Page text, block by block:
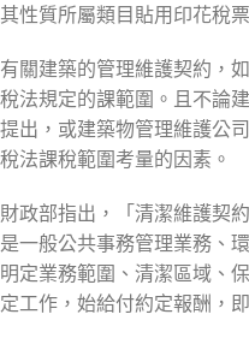
其性質所屬類目貼用印花稅票
有關建築的管理維護契約，
稅法規定的課範圍。且不論
提出，或建築物管理維護公
稅法課稅範圍考量的因素。
財政部指出，「清潔維護契
是一般公共事務管理業務、
明定業務範圍、清潔區域、
定工作，始給付約定報酬，